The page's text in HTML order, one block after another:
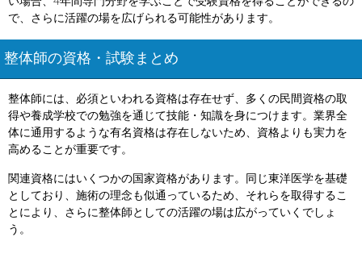
で、さらに活躍の場を広げられる可能性があります。
整体師の資格・試験まとめ
整体師には、必須といわれる資格は存在せず、多くの民間資格の取
得や養成学校での勉強を通じて技能・知識を身につけます。業界全
体に通用するような有名資格は存在しないため、資格よりも実力を
高めることが重要です。
関連資格にはいくつかの国家資格があります。同じ東洋医学を基礎
としており、施術の理念も似通っているため、それらを取得するこ
とにより、さらに整体師としての活躍の場は広がっていくでしょ
う。